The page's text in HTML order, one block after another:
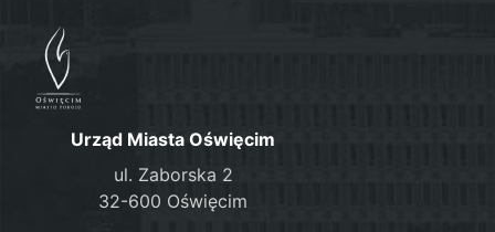
Urząd Miasta Oświęcim
ul. Zaborska 2
32-600 Oświęcim